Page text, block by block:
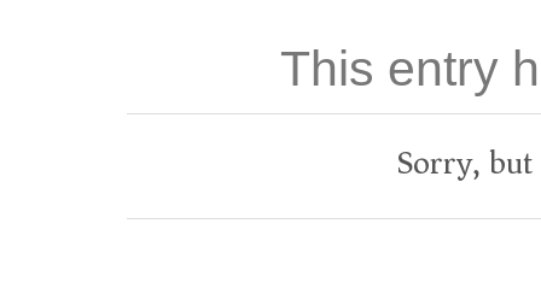
This entry
Sorry,